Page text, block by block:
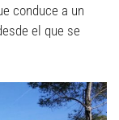
conduce a un
el que se